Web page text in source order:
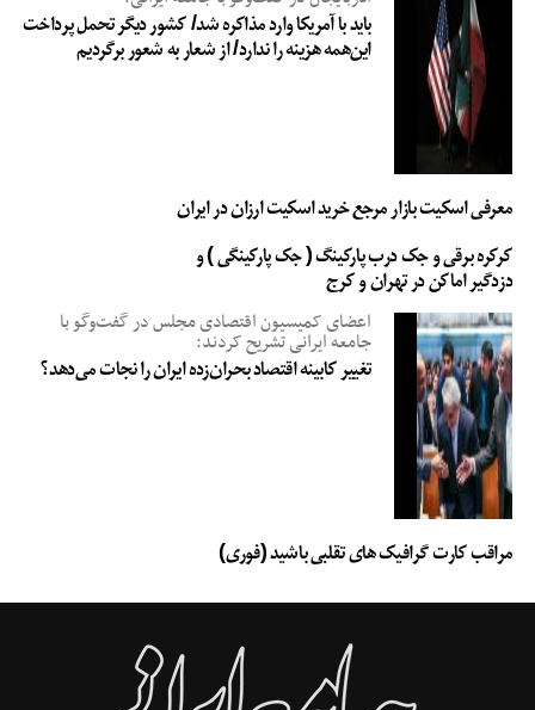
مهریه وکیل
باید با آمریکا وارد مذاکره شد/ کشور دیگر تحمل پرداخت
این‌همه هزینه را ندارد/ از شعار به شعور برگردیم
معرفی اسکیت بازار مرجع خرید اسکیت ارزان در ایران
کرکره برقی و جک درب پارکینگ ( جک پارکینگی ) و
دزدگیر اماکن در تهران و کرج
اعضای کمیسیون اقتصادی مجلس در گفت‌وگو با
جامعه ایرانی تشریح کردند:
تغییر کابینه اقتصاد بحران‌زده ایران را نجات می‌دهد؟
مراقب کارت گرافیک های تقلبی باشید (فوری)